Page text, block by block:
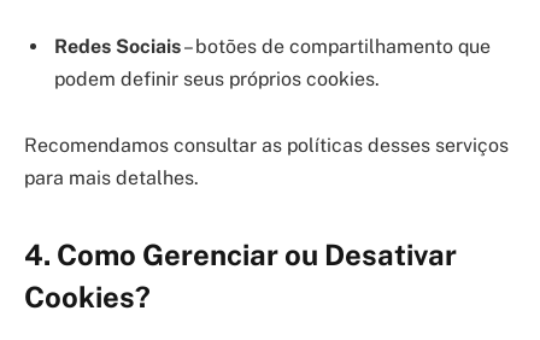
Redes Sociais– botões de compartilhamento que
podem definir seus próprios cookies.
Recomendamos consultar as políticas desses serviços
para mais detalhes.
4. Como Gerenciar ou Desativar
Cookies?